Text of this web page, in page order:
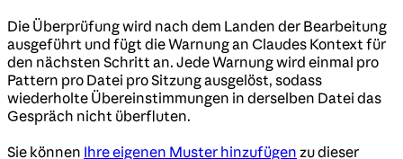
Die Überprüfung wird nach dem Landen der Bearbeitung
ausgeführt und fügt die Warnung an Claudes Kontext für
den nächsten Schritt an. Jede Warnung wird einmal pro
Pattern pro Datei pro Sitzung ausgelöst, sodass
wiederholte Übereinstimmungen in derselben Datei das
Gespräch nicht überfluten.
Sie können Ihre eigenen Muster hinzufügen zu dieser